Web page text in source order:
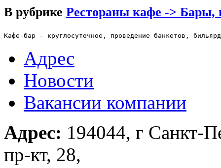
В рубрике Рестораны кафе -> Бары,
Кафе-бар - круглосуточное, проведение банкетов,
Адрес
Новости
Вакансии компании
Адрес: 194044, г Санкт-
пр-кт, 28,